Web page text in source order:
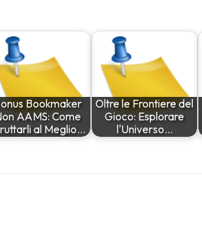
Bookmaker
AAMS: Come
al Meglio…
Oltre le Frontiere del
Gioco: Esplorare
l'Universo…